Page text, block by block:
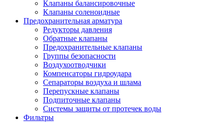
Клапаны балансировочные
Клапаны соленоидные
Предохранительная арматура
Редукторы давления
Обратные клапаны
Предохранительные клапаны
Группы безопасности
Воздухоотводчики
Компенсаторы гидроудара
Сепараторы воздуха и шлама
Перепускные клапаны
Подпиточные клапаны
Системы защиты от протечек воды
Фильтры